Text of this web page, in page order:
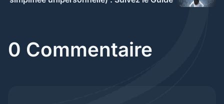
0 Commentaire